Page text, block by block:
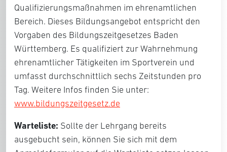
Qualifizierungsmaßnahmen im ehrenamtlichen
Bereich. Dieses Bildungsangebot entspricht den
Vorgaben des Bildungszeitgesetzes Baden
Württemberg. Es qualifiziert zur Wahrnehmung
ehrenamtlicher Tätigkeiten im Sportverein und
umfasst durchschnittlich sechs Zeitstunden pro
Tag. Weitere Infos finden Sie unter:
www.bildungszeitgesetz.de
Warteliste: Sollte der Lehrgang bereits
ausgebucht sein, können Sie sich mit dem